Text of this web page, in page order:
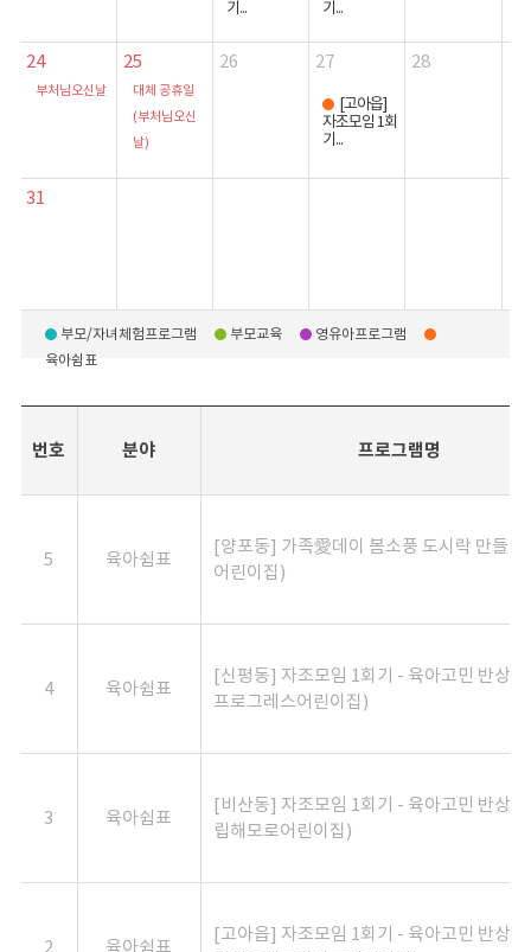
기...
기...
24
부처님오신날
25
대체 공휴일
(부처님오신
날)
26 27
[고아읍]
자조모임 1회
기...
28
31
부모/자녀체험프로그램 부모교육
영유아프로그램
육아쉼표
번호 분야 프로그램명
5 육아쉼표
[양포동] 가족愛데이 봄소풍 도시락 만들기
어린이집)
4 육아쉼표
[신평동] 자조모임 1회기 - 육아고민 반상
프로그레스어린이집)
3 육아쉼표
[비산동] 자조모임 1회기 - 육아고민 반상
립해모로어린이집)
2 육아쉼표
[고아읍] 자조모임 1회기 - 육아고민 반상